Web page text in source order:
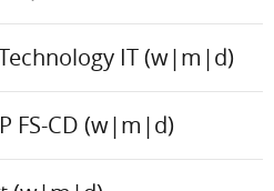
IT (w|m|d)
FS-CD (w|m|d)